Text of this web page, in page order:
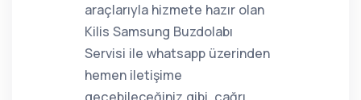
araçlarıyla hizmete hazır olan
Kilis Samsung Buzdolabı
Servisi ile whatsapp üzerinden
hemen iletişime